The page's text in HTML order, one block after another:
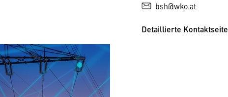
bsh@wko.at
Detaillierte Kontaktseite